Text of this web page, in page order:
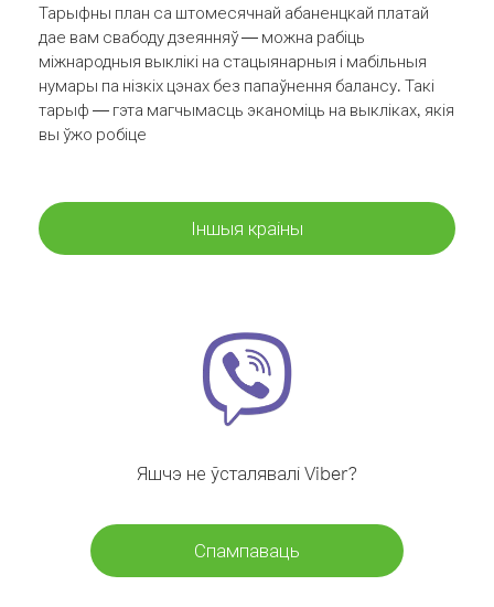
Тарыфны план са штомесячнай абаненцкай платай
дае вам свабоду дзеянняў — можна рабіць
міжнародныя выклікі на стацыянарныя і мабільныя
нумары па нізкіх цэнах без папаўнення балансу. Такі
тарыф — гэта магчымасць эканоміць на выкліках, якія
вы ўжо робіце
Іншыя краіны
Яшчэ не ўсталявалі Viber?
Спампаваць